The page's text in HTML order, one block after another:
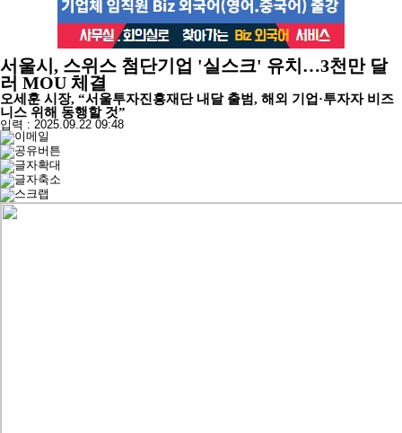
서울시, 스위스 첨단기업 '실스크' 유치…3천만 달
러 MOU 체결
오세훈 시장, “서울투자진흥재단 내달 출범, 해외 기업·투자자 비즈
니스 위해 동행할 것”
입력 : 2025.09.22 09:48